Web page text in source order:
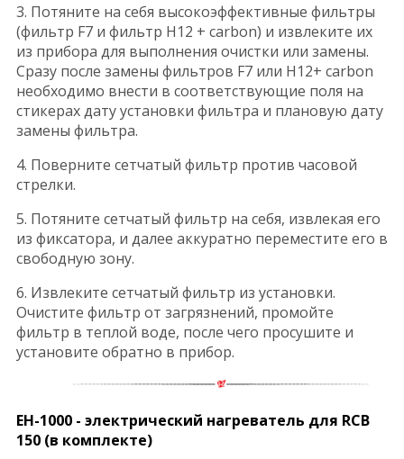
3. Потяните на себя высокоэффективные фильтры
(фильтр F7 и фильтр H12 + carbon) и извлеките их
из прибора для выполнения очистки или замены.
Сразу после замены фильтров F7 или H12+ carbon
необходимо внести в соответствующие поля на
стикерах дату установки фильтра и плановую дату
замены фильтра.
4. Поверните сетчатый фильтр против часовой
стрелки.
5. Потяните сетчатый фильтр на себя, извлекая его
из фиксатора, и далее аккуратно переместите его в
свободную зону.
6. Извлеките сетчатый фильтр из установки.
Очистите фильтр от загрязнений, промойте
фильтр в теплой воде, после чего просушите и
установите обратно в прибор.
EH-1000 - электрический нагреватель для RCB
150 (в комплекте)